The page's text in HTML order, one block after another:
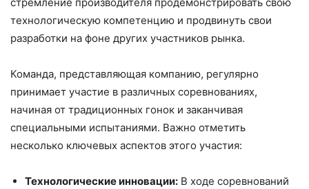
технологическую компетенцию и продвинуть свои
разработки на фоне других участников рынка.
Команда, представляющая компанию, регулярно
принимает участие в различных соревнованиях,
начиная от традиционных гонок и заканчивая
специальными испытаниями. Важно отметить
несколько ключевых аспектов этого участия:
Технологические инновации: В ходе соревнований